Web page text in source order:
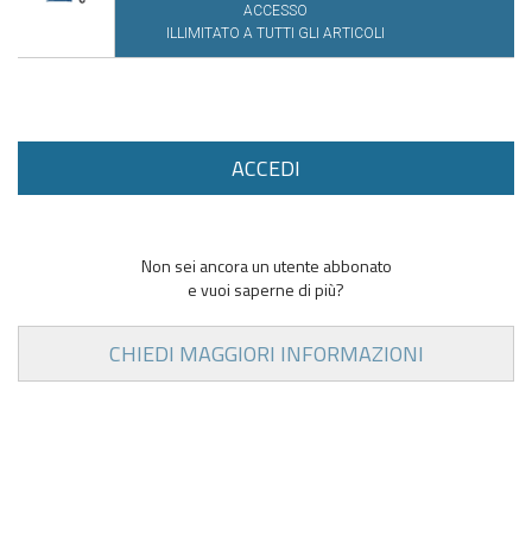
ACCESSO
ILLIMITATO A TUTTI GLI ARTICOLI
ACCEDI
Non sei ancora un utente abbonato
e vuoi saperne di più?
CHIEDI MAGGIORI INFORMAZIONI